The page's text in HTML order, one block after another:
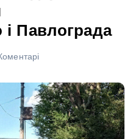
Павлограда